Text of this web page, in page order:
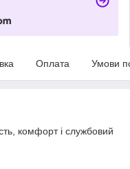
Оплата Умови
комфорт і службовий